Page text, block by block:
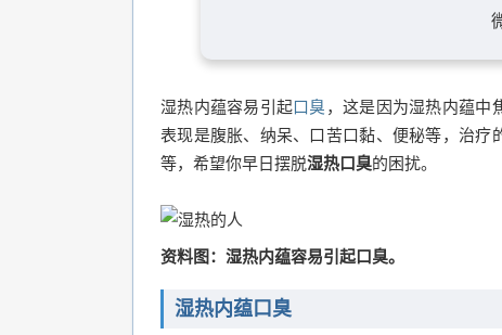
湿热内蕴容易引起口臭，这是因为湿热内蕴中
表现是腹胀、纳呆、口苦口黏、便秘等，治
等，希望你早日摆脱湿热口臭的困扰。
资料图：湿热内蕴容易引起口臭。
湿热内蕴口臭